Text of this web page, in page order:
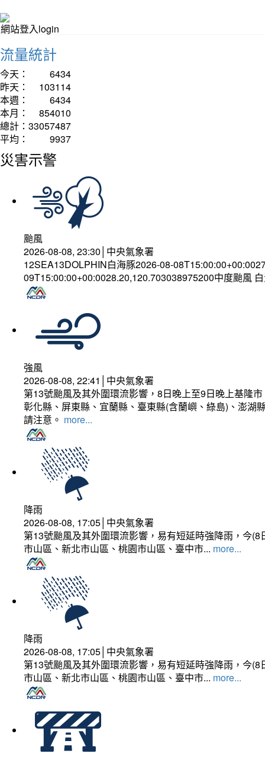
網站登入login
流量統計
今天：
6434
昨天：
103114
本週：
6434
本月：
854010
總計： 33057487
平均：
9937
災害示警
颱風
2026-08-08, 23:30│中央氣象署
12SEA13DOLPHIN白海豚2026-08-
09T15:00:00+00:0028.20,120.703038975200中度颱風
強風
2026-08-08, 22:41│中央氣象署
第13號颱風及其外圍環流影響，8日晚上至9日晚上基隆
彰化縣、屏東縣、宜蘭縣、臺東縣(含蘭嶼、綠島)、澎湖
請注意。 more...
降雨
2026-08-08, 17:05│中央氣象署
第13號颱風及其外圍環流影響，易有短延時強降雨，今
市山區、新北市山區、桃園市山區、臺中市... more...
降雨
2026-08-08, 17:05│中央氣象署
第13號颱風及其外圍環流影響，易有短延時強降雨，今
市山區、新北市山區、桃園市山區、臺中市... more...